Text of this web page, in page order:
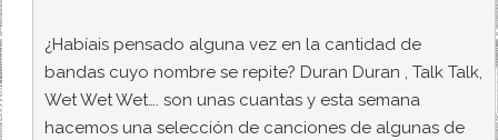
¿Habíais pensado alguna vez en la cantidad de
bandas cuyo nombre se repite? Duran Duran , Talk Talk,
Wet Wet Wet…. son unas cuantas y esta semana
hacemos una selección de canciones de algunas de